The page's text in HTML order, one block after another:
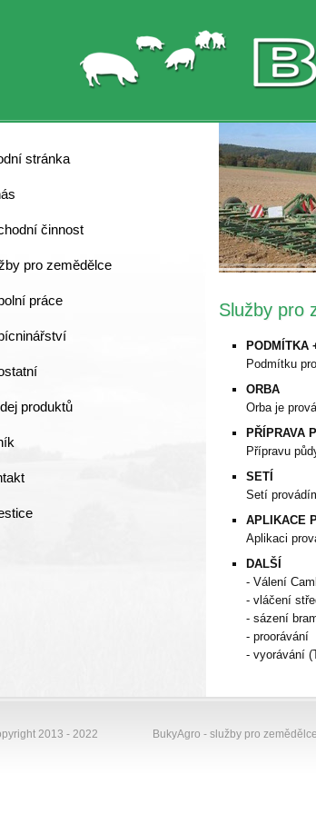
stránka
činnost
pro zemědělce
práce
produktů
Služby pro
PODMÍTKA
Podmítku
ORBA
Orba je
PŘÍPRAVA
Přípravu
SETÍ
Setí
APLIKACE
Aplikaci
DALŠÍ
- Válení
- vláčení
- sázení
- proorávání
- vyorávání
2013 - 2022 BukyAgro - služby pro